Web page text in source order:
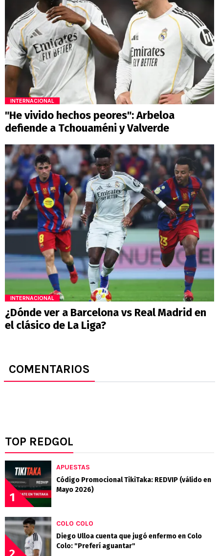
INTERNACIONAL
"He vivido hechos peores": Arbeloa
defiende a Tchouaméni y Valverde
INTERNACIONAL
¿Dónde ver a Barcelona vs Real Madrid en
el clásico de La Liga?
COMENTARIOS
TOP REDGOL
1
APUESTAS
Código Promocional TikiTaka: REDVIP (válido en
Mayo 2026)
COLO COLO
Diego Ulloa cuenta que jugó enfermo en Colo
Colo: "Preferí aguantar"